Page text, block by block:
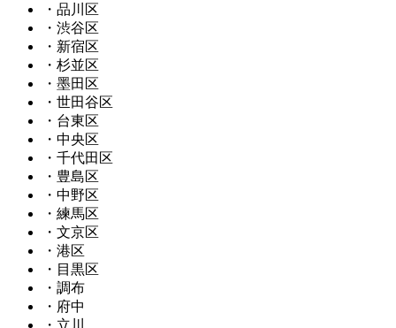
・品川区
・渋谷区
・新宿区
・杉並区
・墨田区
・世田谷区
・台東区
・中央区
・千代田区
・豊島区
・中野区
・練馬区
・文京区
・港区
・目黒区
・調布
・府中